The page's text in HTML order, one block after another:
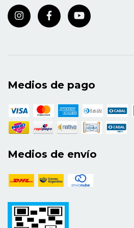
Medios de pago
Medios de envío